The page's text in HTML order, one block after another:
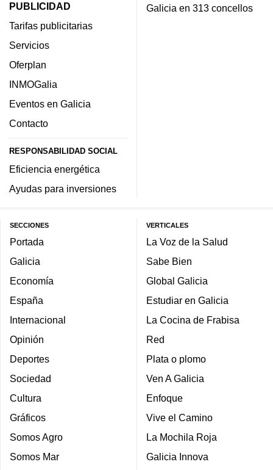
PUBLICIDAD
Tarifas publicitarias
Servicios
Oferplan
INMOGalia
Eventos en Galicia
Contacto
RESPONSABILIDAD SOCIAL
Eficiencia energética
Ayudas para inversiones
Galicia en 313 concellos
SECCIONES
Portada
Galicia
Economía
España
Internacional
Opinión
Deportes
Sociedad
Cultura
Gráficos
Somos Agro
Somos Mar
VERTICALES
La Voz de la Salud
Sabe Bien
Global Galicia
Estudiar en Galicia
La Cocina de Frabisa
Red
Plata o plomo
Ven A Galicia
Enfoque
Vive el Camino
La Mochila Roja
Galicia Innova